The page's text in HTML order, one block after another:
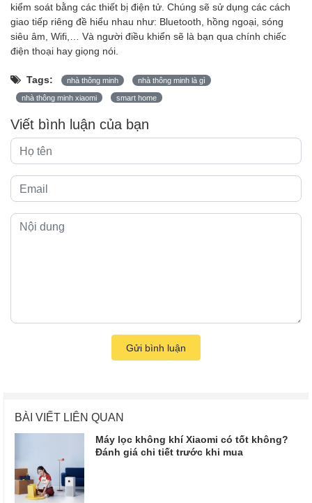
kiểm soát bằng các thiết bị điện tử. Chúng sẽ sử dụng các cách
giao tiếp riêng đề hiểu nhau như: Bluetooth, hồng ngoại, sóng
siêu âm, Wifi,… Và người điều khiển sẽ là bạn qua chính chiếc
điện thoại hay giọng nói.
Tags: nhà thông minh nhà thông minh là gì
nhà thông minh xiaomi smart home
Viết bình luận của bạn
Gửi bình luận
BÀI VIẾT LIÊN QUAN
Máy lọc không khí Xiaomi có tốt không?
Đánh giá chi tiết trước khi mua